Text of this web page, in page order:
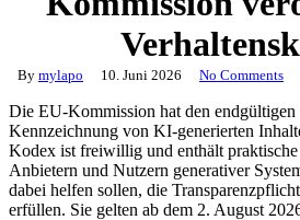
By mylapo 10. Juni 2026 No Comments
Die EU-Kommission hat den endgültigen
Kennzeichnung von KI-generierten
Kodex ist freiwillig und enthält
Anbietern und Nutzern generativer
dabei helfen sollen, die
erfüllen. Sie gelten ab dem 2. August